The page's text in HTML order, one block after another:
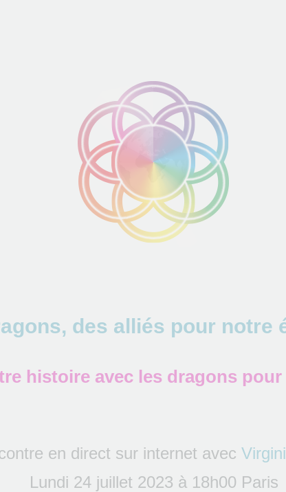
des alliés pour notre
histoire avec les dragons
en direct sur internet avec
Lundi 24 juillet 2023 à 18h00 Paris